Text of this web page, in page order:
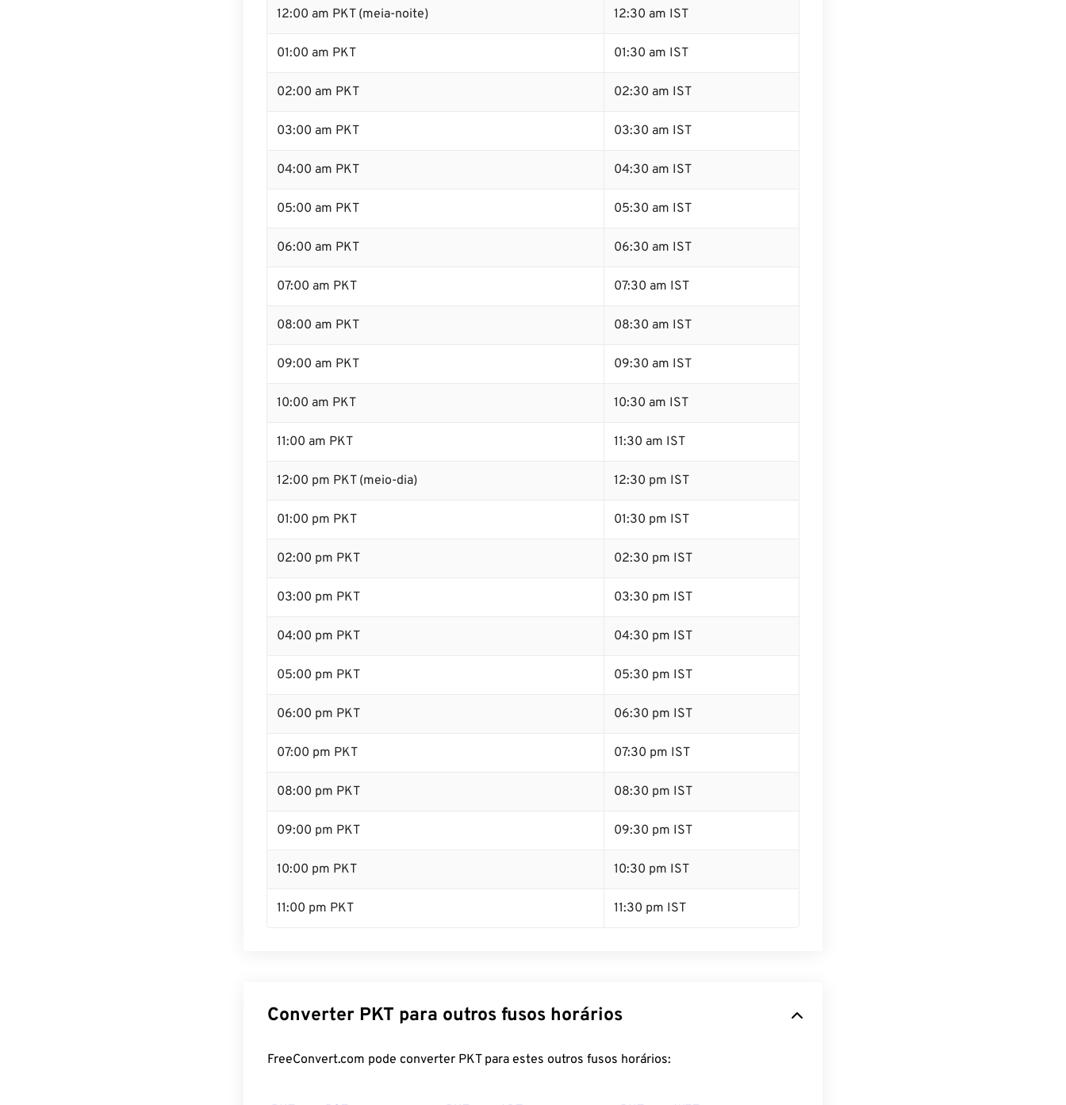
12:00 am PKT (meia-noite) 12:30 am IST
01:00 am PKT 01:30 am IST
02:00 am PKT 02:30 am IST
03:00 am PKT 03:30 am IST
04:00 am PKT 04:30 am IST
05:00 am PKT 05:30 am IST
06:00 am PKT 06:30 am IST
07:00 am PKT 07:30 am IST
08:00 am PKT 08:30 am IST
09:00 am PKT 09:30 am IST
10:00 am PKT 10:30 am IST
11:00 am PKT 11:30 am IST
12:00 pm PKT (meio-dia) 12:30 pm IST
01:00 pm PKT 01:30 pm IST
02:00 pm PKT 02:30 pm IST
03:00 pm PKT 03:30 pm IST
04:00 pm PKT 04:30 pm IST
05:00 pm PKT 05:30 pm IST
06:00 pm PKT 06:30 pm IST
07:00 pm PKT 07:30 pm IST
08:00 pm PKT 08:30 pm IST
09:00 pm PKT 09:30 pm IST
10:00 pm PKT 10:30 pm IST
11:00 pm PKT 11:30 pm IST
Converter PKT para outros fusos horários
FreeConvert.com pode converter PKT para estes outros fusos horários: